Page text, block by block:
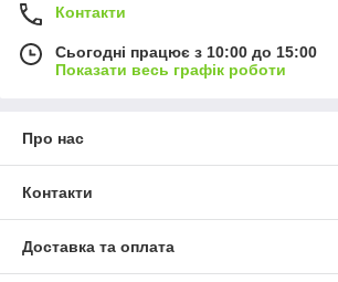
Контакти
Сьогодні працює з 10:00 до 15:00
Показати весь графік роботи
Про нас
Контакти
Доставка та оплата